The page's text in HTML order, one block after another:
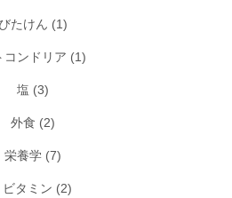
たけん (1)
コンドリア (1)
塩 (3)
外食 (2)
栄養学 (7)
ビタミン (2)